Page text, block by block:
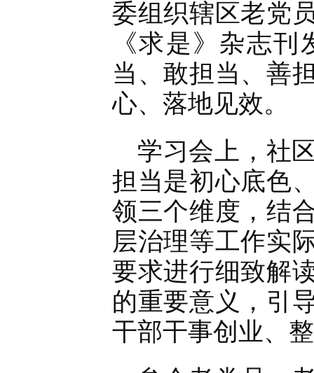
委组织辖区老党
《求是》杂志
当、敢担当、善
心、落地见效。
学习会上，社
担当是初心底色
领三个维度，结
层治理等工作实
要求进行细致解
的重要意义，引
干部干事创业、